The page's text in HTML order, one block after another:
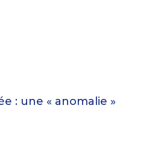
: une « anomalie »